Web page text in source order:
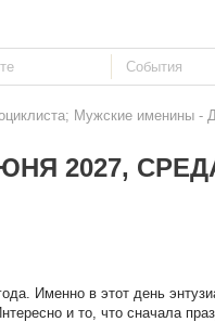
Мужские именины
2027,
Именно в этот день
и то, что сначала